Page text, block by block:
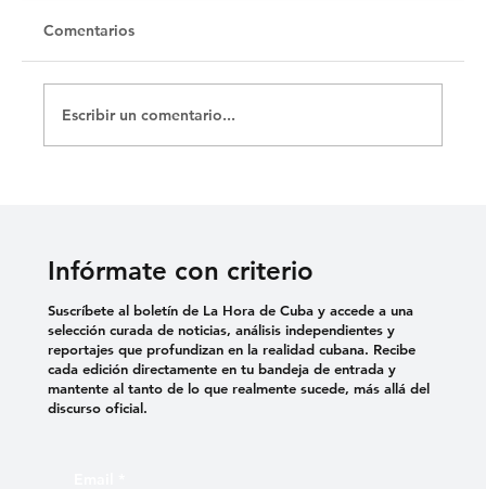
Comentarios
Escribir un comentario...
Infórmate con criterio
Suscríbete al boletín de La Hora de Cuba y accede a una
selección curada de noticias, análisis independientes y
reportajes que profundizan en la realidad cubana. Recibe
cada edición directamente en tu bandeja de entrada y
mantente al tanto de lo que realmente sucede, más allá del
discurso oficial.